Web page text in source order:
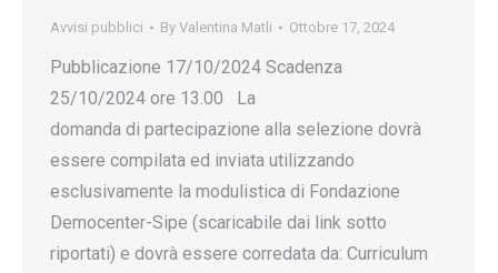
Avvisi pubblici By Valentina Matli Ottobre 17, 2024
Pubblicazione 17/10/2024 Scadenza
25/10/2024 ore 13.00 La
domanda di partecipazione alla selezione dovrà
essere compilata ed inviata utilizzando
esclusivamente la modulistica di Fondazione
Democenter-Sipe (scaricabile dai link sotto
riportati) e dovrà essere corredata da: Curriculum